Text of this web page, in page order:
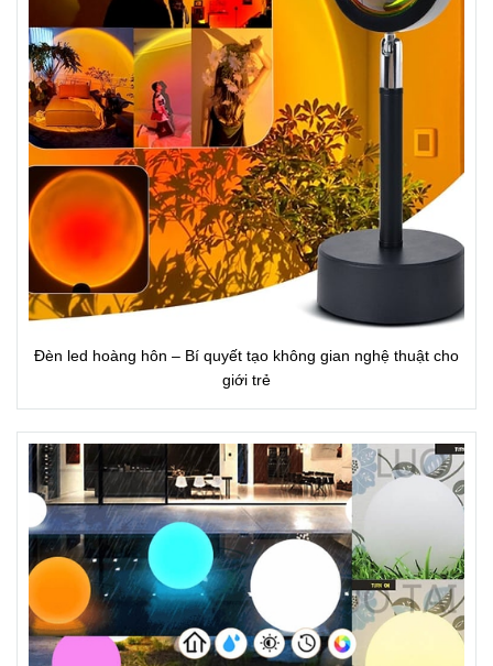
Đèn led hoàng hôn – Bí quyết tạo không gian nghệ thuật cho
giới trẻ